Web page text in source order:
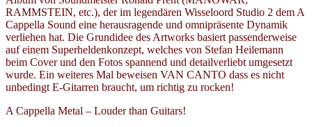
RAMMSTEIN, etc.), der im legendären Wisseloord Studio 2 dem A
Cappella Sound eine herausragende und omnipräsente Dynamik
verliehen hat. Die Grundidee des Artworks basiert passenderweise
auf einem Superheldenkonzept, welches von Stefan Heilemann
beim Cover und den Fotos spannend und detailverliebt umgesetzt
wurde. Ein weiteres Mal beweisen VAN CANTO dass es nicht
unbedingt E-Gitarren braucht, um richtig zu rocken!
A Cappella Metal – Louder than Guitars!